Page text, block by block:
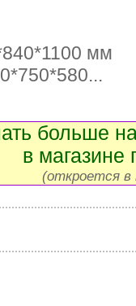
мм
больше
в магазине
(откроется в